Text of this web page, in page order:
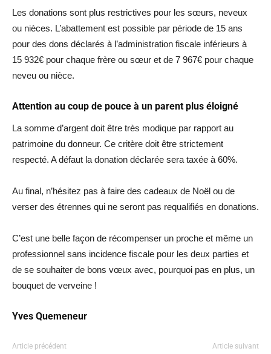
Les donations sont plus restrictives pour les sœurs, neveux
ou nièces. L’abattement est possible par période de 15 ans
pour des dons déclarés à l’administration fiscale inférieurs à
15 932€ pour chaque frère ou sœur et de 7 967€ pour chaque
neveu ou nièce.
Attention au coup de pouce à un parent plus éloigné
La somme d’argent doit être très modique par rapport au
patrimoine du donneur. Ce critère doit être strictement
respecté. A défaut la donation déclarée sera taxée à 60%.
Au final, n’hésitez pas à faire des cadeaux de Noël ou de
verser des étrennes qui ne seront pas requalifiés en donations.
C’est une belle façon de récompenser un proche et même un
professionnel sans incidence fiscale pour les deux parties et
de se souhaiter de bons vœux avec, pourquoi pas en plus, un
bouquet de verveine !
Yves Quemeneur
Article précédent Article suivant